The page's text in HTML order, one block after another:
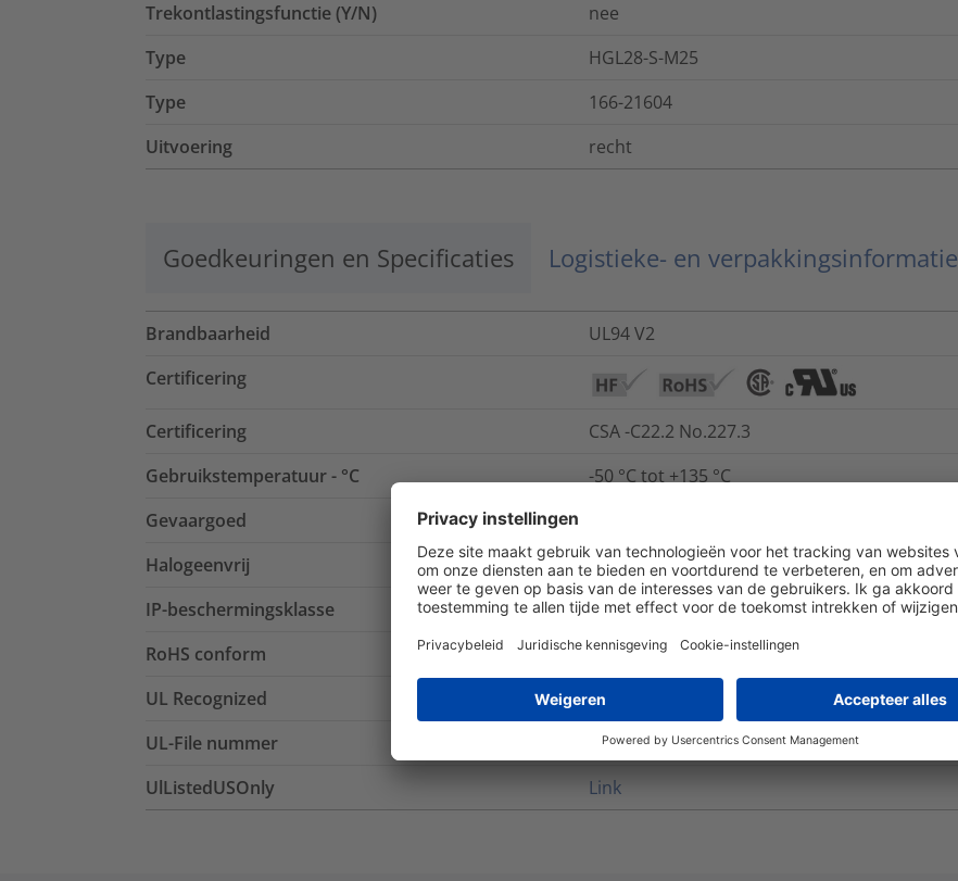
Trekontlastingsfunctie (Y/N)
nee
Type
HGL28-S-M25
Type
166-21604
Uitvoering
recht
Goedkeuringen en Specificaties Logistieke- en verpakkingsinformatie
Brandbaarheid
UL94 V2
Certificering
Certificering
CSA -C22.2 No.227.3
Gebruikstemperatuur - °C
-50 °C tot +135 °C
Gevaargoed
Halogeenvrij
ja
IP-beschermingsklasse
IP66, IP67, IP68, IP69k
RoHS conform
ja
UL Recognized
ja
UL-File nummer
E325250
UlListedUSOnly
Link